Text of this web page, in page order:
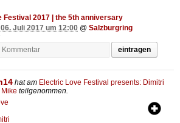
Festival 2017 | the 5th anniversary
Juli 2017 um 12:00 @ Salzburgring
eintragen
hat am Electric Love Festival presents: Dimitri
teilgenommen.